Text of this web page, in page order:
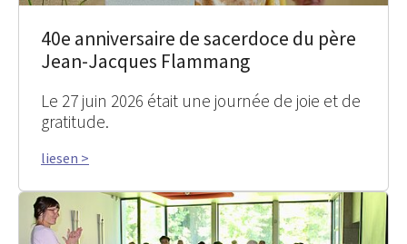
40e anniversaire de sacerdoce du père
Jean-Jacques Flammang
Le 27 juin 2026 était une journée de joie et de
gratitude.
liesen >